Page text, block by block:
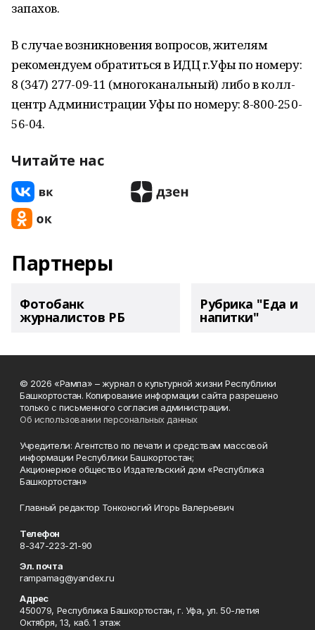
запахов.
В случае возникновения вопросов, жителям
рекомендуем обратиться в ИДЦ г.Уфы по номеру:
8 (347) 277-09-11 (многоканальный) либо в колл-
центр Администрации Уфы по номеру: 8-800-250-
56-04.
Читайте нас
Партнеры
Фотобанк
журналистов РБ
Рубрика "Еда и
напитки"
© 2026 «Рампа» – журнал о культурной жизни Республики
Башкортостан. Копирование информации сайта разрешено
только с письменного согласия администрации.
Об использовании персональных данных
Учредители: Агентство по печати и средствам массовой
информации Республики Башкортостан;
Акционерное общество Издательский дом «Республика
Башкортостан»
Главный редактор Тонконогий Игорь Валерьевич
Телефон
8-347-223-21-90
Эл. почта
rampamag@yandex.ru
Адрес
450079, Республика Башкортостан, г. Уфа, ул. 50-летия
Октября, 13, каб. 1 этаж